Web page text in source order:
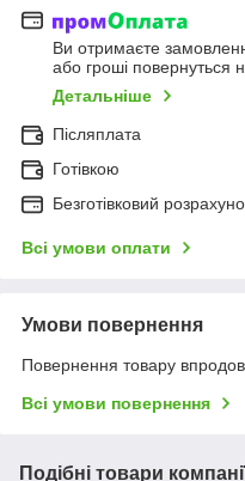
Ви отримаєте
або гроші повернуться
Детальніше
Післяплата
Готівкою
Безготівковий
Всі умови оплати
Умови повернення
Повернення товару
Всі умови повернення
Подібні товари